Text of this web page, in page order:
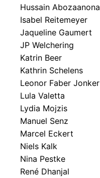
Hussain Abozaanona
Isabel Reitemeyer
Jaqueline Gaumert
JP Welchering
Katrin Beer
Kathrin Schelens
Leonor Faber Jonker
Lula Valetta
Lydia Mojzis
Manuel Senz
Marcel Eckert
Niels Kalk
Nina Pestke
René Dhanjal